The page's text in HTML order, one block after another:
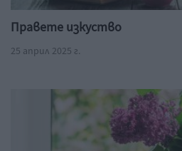
Правете изкуство
25 април 2025 г.